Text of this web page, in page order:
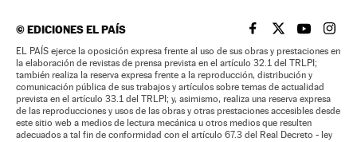
©EDICIONES EL PAÍS EL PAÍS BRASIL EN
EL PAÍSEL PAÍS
EL
EL PAÍS ejerce la oposición expresa frente al uso de sus obras y prestaciones en
la elaboración de revistas de prensa prevista en el artículo 32.1 del TRLPI;
también realiza la reserva expresa frente a la reproducción, distribución y
comunicación pública de sus trabajos y artículos sobre temas de actualidad
prevista en el artículo 33.1 del TRLPI; y, asimismo, realiza una reserva expresa
de las reproducciones y usos de las obras y otras prestaciones accesibles desde
este sitio web a medios de lectura mecánica u otros medios que resulten
adecuados a tal fin de conformidad con el artículo 67.3 del Real Decreto - ley